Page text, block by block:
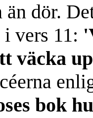
dör.
i vers 11:
väcka
bok